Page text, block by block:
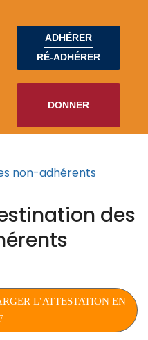
ADHÉRER
RÉ-ADHÉRER
DONNER
non-adhérents
des
L’ATTESTATION EN